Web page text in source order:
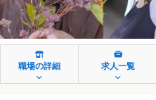
職場の詳細 求人一覧